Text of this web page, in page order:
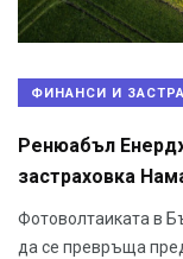
ФИНАНСИ И
Ренюабъл
застраховка
Фотоволтаиката в
да се превръща